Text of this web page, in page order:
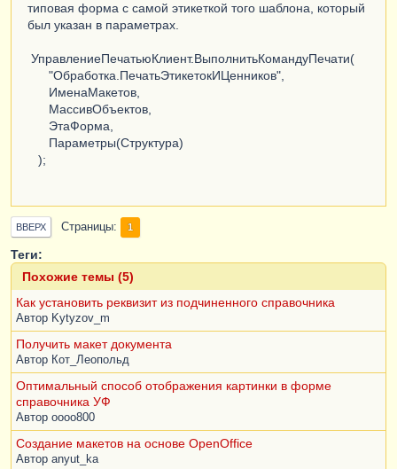
типовая форма с самой этикеткой того шаблона, который
был указан в параметрах.
УправлениеПечатьюКлиент.ВыполнитьКомандуПечати(
"Обработка.ПечатьЭтикетокИЦенников",
ИменаМакетов,
МассивОбъектов,
ЭтаФорма,
Параметры(Структура)
);
ВВЕРХ Страницы 1
Теги:
Похожие темы (5)
Как установить реквизит из подчиненного справочника
Автор Kytyzov_m
Получить макет документа
Автор Кот_Леопольд
Оптимальный способ отображения картинки в форме
справочника УФ
Автор oooo800
Создание макетов на основе OpenOffice
Автор anyut_ka